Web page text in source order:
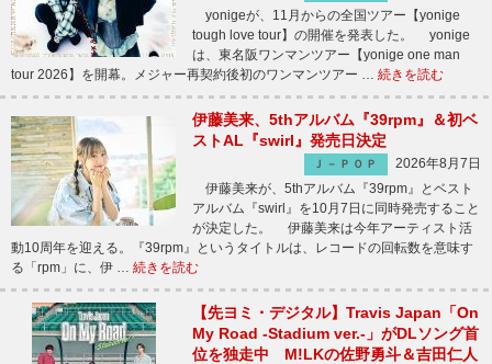
yonigeが、11月からの全国ツアー【yonige
tough love tour】の開催を発表した。 yonige
は、東名阪ワンマンツアー【yonige one man
tour 2026】を開幕。メジャー再契約後初のワンマンツアー … 続きを読む
伊藤美来、5thアルバム『39rpm』＆初ベ
ストAL『swirl』発売日決定
Ｊ－ＰＯＰ
2026年8月7日
伊藤美来が、5thアルバム『39rpm』とベスト
アルバム『swirl』を10月7日に同時発売すること
が決定した。 伊藤美来は今年アーティスト活
動10周年を迎える。『39rpm』というタイトルは、レコードの回転数を意味す
る「rpm」に、伊 … 続きを読む
【先ヨミ・デジタル】Travis Japan「On
My Road -Stadium ver.-」がDLソング首
位を独走中 M!LKの佐野勇斗＆吉田仁人